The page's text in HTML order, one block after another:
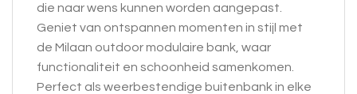
die naar wens kunnen worden aangepast.
Geniet van ontspannen momenten in stijl met
de Milaan outdoor modulaire bank, waar
functionaliteit en schoonheid samenkomen.
Perfect als weerbestendige buitenbank in elke